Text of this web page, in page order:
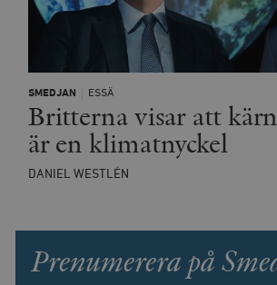
SMEDJAN ESSÄ
Britterna visar att
är en klimatnyckel
DANIEL WESTLÉN
Prenumerera på